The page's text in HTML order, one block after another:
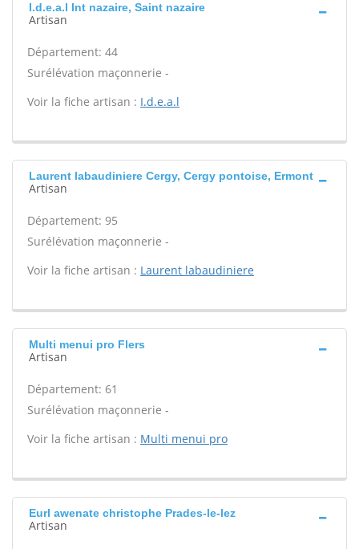
I.d.e.a.l Int nazaire, Saint nazaire
Artisan
Département: 44
Surélévation maçonnerie -
Voir la fiche artisan : I.d.e.a.l
Laurent labaudiniere Cergy, Cergy pontoise, Ermont
Artisan
Département: 95
Surélévation maçonnerie -
Voir la fiche artisan : Laurent labaudiniere
Multi menui pro Flers
Artisan
Département: 61
Surélévation maçonnerie -
Voir la fiche artisan : Multi menui pro
Eurl awenate christophe Prades-le-lez
Artisan